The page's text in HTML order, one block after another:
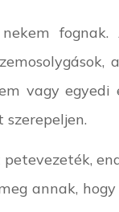
vagy egyedi
annak,